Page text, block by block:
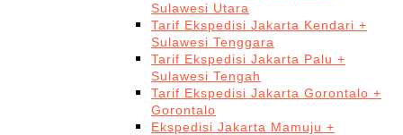
Sulawesi Utara
Tarif Ekspedisi Jakarta Kendari +
Sulawesi Tenggara
Tarif Ekspedisi Jakarta Palu +
Sulawesi Tengah
Tarif Ekspedisi Jakarta Gorontalo +
Gorontalo
Ekspedisi Jakarta Mamuju +